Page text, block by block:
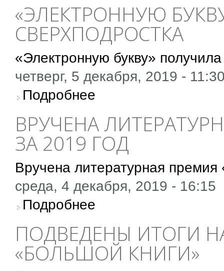
«ЭЛЕКТРОННУЮ
СВЕРХПОДРОСТКА
«Электронную букву»
четверг, 5 декабря, 2019 -
Подробнее
ВРУЧЕНА
ЗА 2019 ГОД
Вручена литературная
среда, 4 декабря, 2019 - 16:15
Подробнее
ПОДВЕДЕНЫ ИТОГИ
«БОЛЬШОЙ КНИГИ»